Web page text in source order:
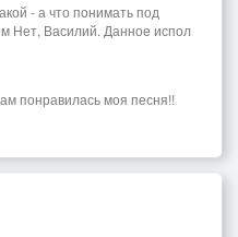
- а что понимать под
Нет, Василий. Данное испол
понравилась моя песня!!